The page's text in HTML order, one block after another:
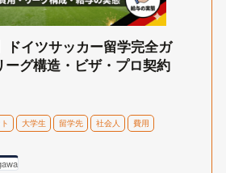
ドイツサッカー留学完全ガ
ーグ構造・ビザ・プロ契約
大学生 留学先 社会人
費用